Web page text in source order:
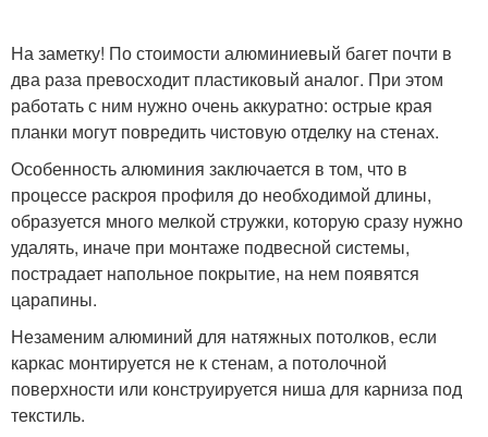
На заметку! По стоимости алюминиевый багет почти в
два раза превосходит пластиковый аналог. При этом
работать с ним нужно очень аккуратно: острые края
планки могут повредить чистовую отделку на стенах.
Особенность алюминия заключается в том, что в
процессе раскроя профиля до необходимой длины,
образуется много мелкой стружки, которую сразу нужно
удалять, иначе при монтаже подвесной системы,
пострадает напольное покрытие, на нем появятся
царапины.
Незаменим алюминий для натяжных потолков, если
каркас монтируется не к стенам, а потолочной
поверхности или конструируется ниша для карниза под
текстиль.